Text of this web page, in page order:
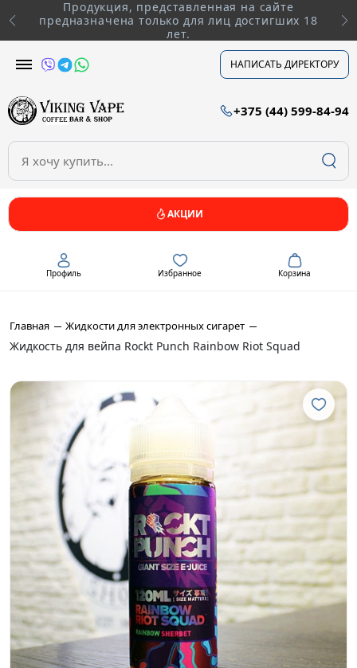
Продукция, представленная на сайте
предназначена только для лиц достигших 18
лет.
НАПИСАТЬ ДИРЕКТОРУ
+375 (44) 599-84-94
АКЦИИ
Профиль Избранное Корзина
Главная Жидкости для электронных сигарет
Жидкость для вейпа Rockt Punch Rainbow Riot Squad